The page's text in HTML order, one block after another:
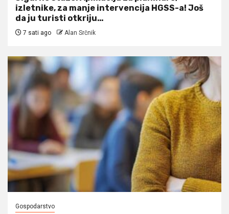
izletnike, za manje intervencija HGSS-a! Još
da ju turisti otkriju…
7 sati ago Alan Srčnik
Gospodarstvo